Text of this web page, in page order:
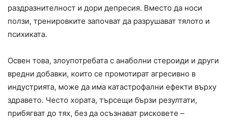
раздразнителност и дори депресия. Вместо да носи
ползи, тренировките започват да разрушават тялото и
психиката.
Освен това, злоупотребата с анаболни стероиди и други
вредни добавки, които се промотират агресивно в
индустрията, може да има катастрофални ефекти върху
здравето. Често хората, търсещи бързи резултати,
прибягват до тях, без да осъзнават рисковете –